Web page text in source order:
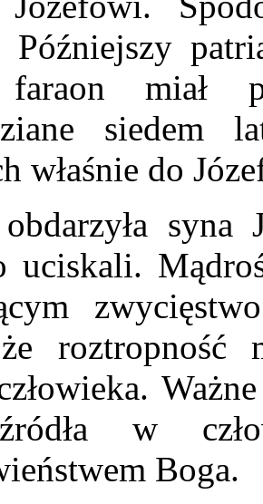
Późniejszy
miał
siedem
właśnie do
syna
w
Boga.